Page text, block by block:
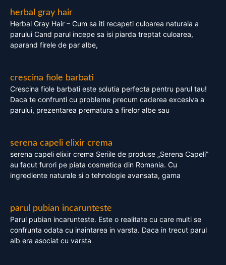
herbal gray hair
Herbal Gray Hair – Cum sa iti recapeti culoarea naturala a
parului Cand parul incepe sa isi piarda treptat culoarea,
aparand firele de par albe,
crescina fiole barbati
Crescina fiole barbati este solutia perfecta pentru parul tau!
Daca te confrunti cu probleme precum caderea excesiva a
parului, prezentarea prematura a firelor albe sau
serena capeli elixir crema
serena capeli elixir crema Seriile de produse „Serena Capeli”
au facut furori pe piata cosmetica din Romania. Cu
ingrediente naturale si o tehnologie avansata, gama
parul pubian incarunteste
Parul pubian incarunteste. Este o realitate cu care multi se
confrunta odata cu inaintarea in varsta. Daca in trecut parul
alb era asociat cu varsta